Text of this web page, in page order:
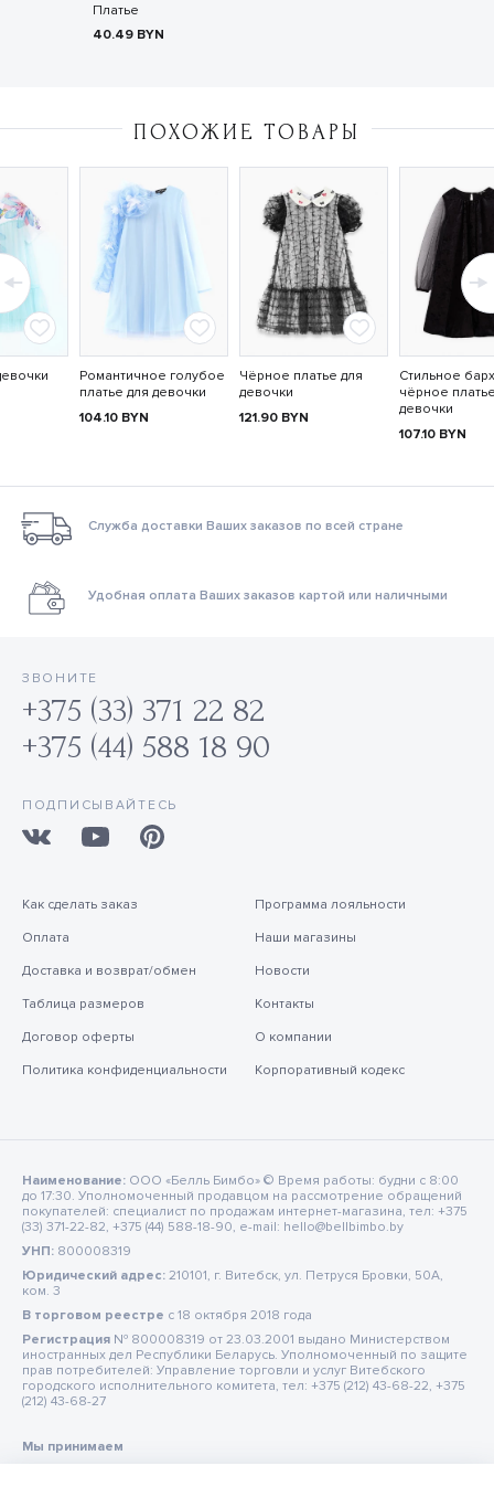
Платье
40.49 BYN
ПОХОЖИЕ ТОВАРЫ
Романтичное голубое
платье для девочки
104.10 BYN
Чёрное платье для
девочки
121.90 BYN
Стильное
чёрное
девочки
107.10 BYN
Служба доставки Ваших заказов по всей стране
Удобная оплата Ваших заказов картой или наличными
ЗВОНИТЕ
+375 (33) 371 22 82
+375 (44) 588 18 90
ПОДПИСЫВАЙТЕСЬ
Как сделать заказ
Оплата
Доставка и возврат/обмен
Таблица размеров
Договор оферты
Политика конфиденциальности
Программа лояльности
Наши магазины
Новости
Контакты
О компании
Корпоративный кодекс
Наименование: ООО «Белль Бимбо» © Время работы: будни с 8:00
до 17:30. Уполномоченный продавцом на рассмотрение обращений
покупателей: специалист по продажам интернет-магазина, тел: +375
(33) 371-22-82, +375 (44) 588-18-90, e-mail: hello@bellbimbo.by
УНП: 800008319
Юридический адрес: 210101, г. Витебск, ул. Петруся Бровки, 50А,
ком. 3
В торговом реестре c 18 октября 2018 года
Регистрация № 800008319 от 23.03.2001 выдано Министерством
иностранных дел Республики Беларусь. Уполномоченный по защите
прав потребителей: Управление торговли и услуг Витебского
городского исполнительного комитета, тел: +375 (212) 43-68-22, +375
(212) 43-68-27
Мы принимаем